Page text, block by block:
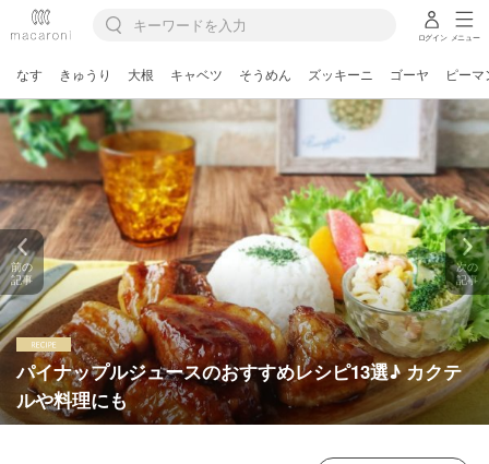
ログイン メニュー
なす きゅうり 大根 キャベツ そうめん ズッキーニ ゴーヤ ピーマ
パイナップルジュースのおすすめレシピ13選♪ カクテ
ルや料理にも
前の
記事
次の
記事